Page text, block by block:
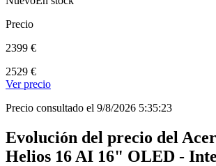
Precio
2399 €
2529 €
Ver precio
Precio consultado el 9/8/2026 5:35:23
Evolución del precio del
Helios 16 AI 16" OLED -